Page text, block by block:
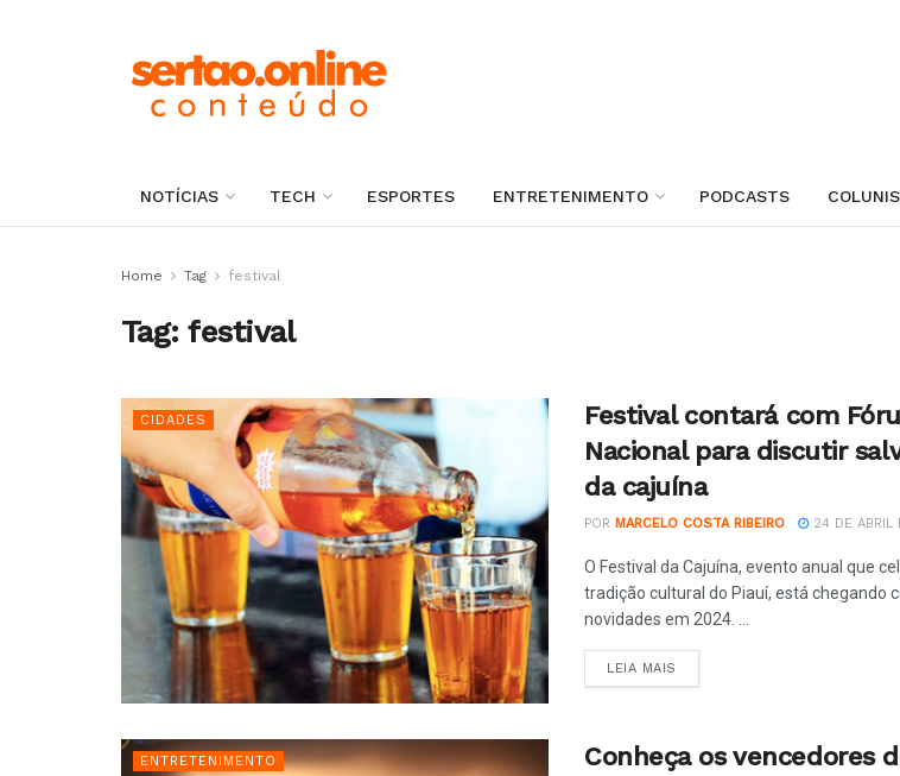
NOTÍCIAS TECH ESPORTES ENTRETENIMENTO PODCASTS
Home Tag festival
Tag:festival
CIDADES
Festival contará com
Nacional para discutir
da cajuína
POR MARCELO COSTA RIBEIRO 24 DE ABRIL
O Festival da Cajuína, evento anual que
tradição cultural do Piauí, está chegando
novidades em 2024. ...
LEIA MAIS
ENTRETENIMENTO
Conheça os vencedores